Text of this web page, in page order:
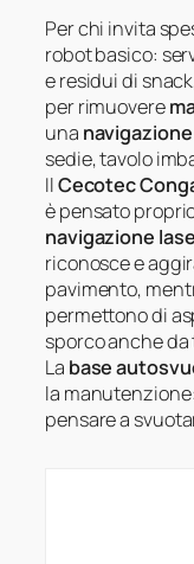
Per chi invita
robot basico:
e residui di
per rimuovere
una
sedie, tavolo
IlCecotec
è pensato
navigazione
riconosce e
pavimento,
permettono di
sporco anche
La base
la
pensare a